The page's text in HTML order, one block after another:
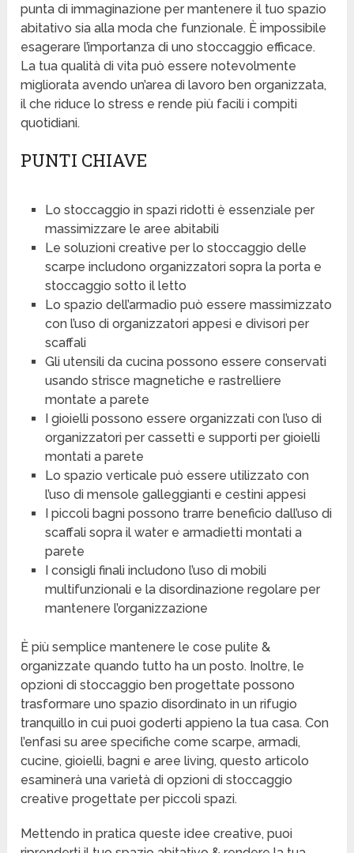
punta di immaginazione per mantenere il tuo spazio
abitativo sia alla moda che funzionale. È impossibile
esagerare l’importanza di uno stoccaggio efficace.
La tua qualità di vita può essere notevolmente
migliorata avendo un’area di lavoro ben organizzata,
il che riduce lo stress e rende più facili i compiti
quotidiani.
PUNTI CHIAVE
Lo stoccaggio in spazi ridotti è essenziale per
massimizzare le aree abitabili
Le soluzioni creative per lo stoccaggio delle
scarpe includono organizzatori sopra la porta e
stoccaggio sotto il letto
Lo spazio dell’armadio può essere massimizzato
con l’uso di organizzatori appesi e divisori per
scaffali
Gli utensili da cucina possono essere conservati
usando strisce magnetiche e rastrelliere
montate a parete
I gioielli possono essere organizzati con l’uso di
organizzatori per cassetti e supporti per gioielli
montati a parete
Lo spazio verticale può essere utilizzato con
l’uso di mensole galleggianti e cestini appesi
I piccoli bagni possono trarre beneficio dall’uso di
scaffali sopra il water e armadietti montati a
parete
I consigli finali includono l’uso di mobili
multifunzionali e la disordinazione regolare per
mantenere l’organizzazione
È più semplice mantenere le cose pulite &
organizzate quando tutto ha un posto. Inoltre, le
opzioni di stoccaggio ben progettate possono
trasformare uno spazio disordinato in un rifugio
tranquillo in cui puoi goderti appieno la tua casa. Con
l’enfasi su aree specifiche come scarpe, armadi,
cucine, gioielli, bagni e aree living, questo articolo
esaminerà una varietà di opzioni di stoccaggio
creative progettate per piccoli spazi.
Mettendo in pratica queste idee creative, puoi